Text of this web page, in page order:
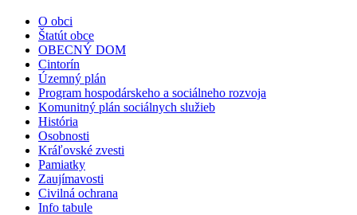
O obci
Štatút obce
OBECNÝ DOM
Cintorín
Územný plán
Program hospodárskeho a sociálneho rozvoja
Komunitný plán sociálnych služieb
História
Osobnosti
Kráľovské zvesti
Pamiatky
Zaujímavosti
Civilná ochrana
Info tabule